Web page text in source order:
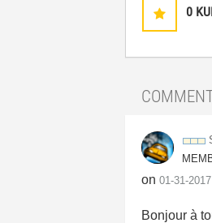
0
on ‎01-31-2017
Bonjour à